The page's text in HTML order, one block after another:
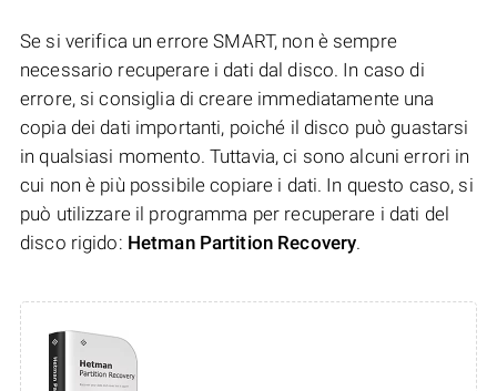
Se si verifica un errore SMART, non è sempre
necessario recuperare i dati dal disco. In caso di
errore, si consiglia di creare immediatamente una
copia dei dati importanti, poiché il disco può guastarsi
in qualsiasi momento. Tuttavia, ci sono alcuni errori in
cui non è più possibile copiare i dati. In questo caso, si
può utilizzare il programma per recuperare i dati del
disco rigido: Hetman Partition Recovery.